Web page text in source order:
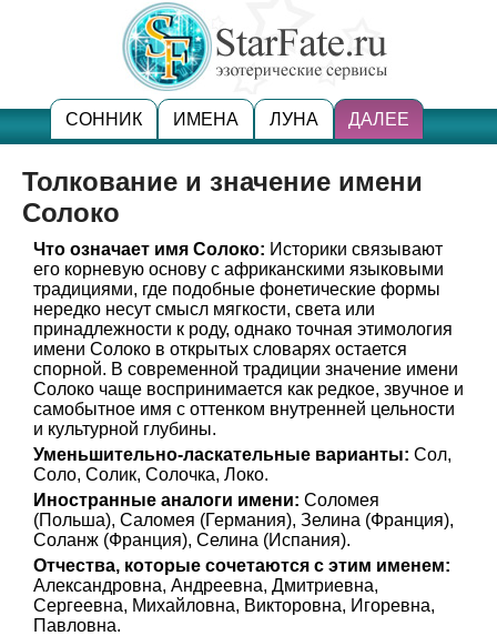
СОННИК ИМЕНА ЛУНА ДАЛЕЕ
Толкование и значение имени
Солоко
Что означает имя Солоко: Историки связывают
его корневую основу с африканскими языковыми
традициями, где подобные фонетические формы
нередко несут смысл мягкости, света или
принадлежности к роду, однако точная этимология
имени Солоко в открытых словарях остается
спорной. В современной традиции значение имени
Солоко чаще воспринимается как редкое, звучное и
самобытное имя с оттенком внутренней цельности
и культурной глубины.
Уменьшительно-ласкательные варианты: Сол,
Соло, Солик, Солочка, Локо.
Иностранные аналоги имени: Соломея
(Польша), Саломея (Германия), Зелина (Франция),
Соланж (Франция), Селина (Испания).
Отчества, которые сочетаются с этим именем:
Александровна, Андреевна, Дмитриевна,
Сергеевна, Михайловна, Викторовна, Игоревна,
Павловна.